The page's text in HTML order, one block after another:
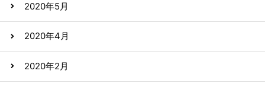
2020年5月
2020年4月
2020年2月